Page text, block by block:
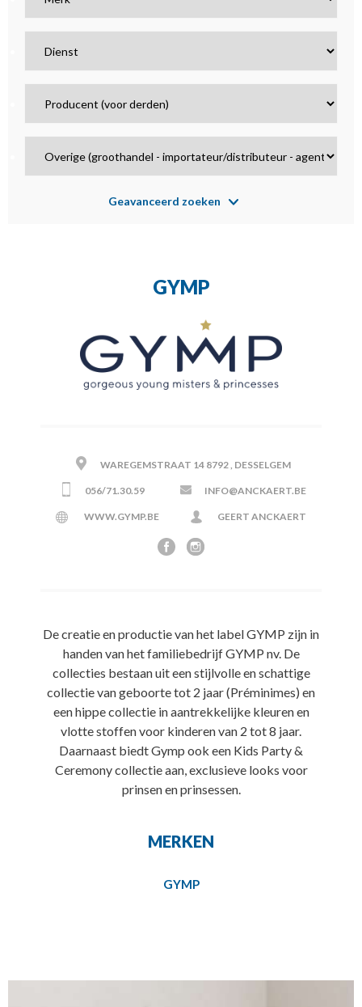
Geavanceerd zoeken
GYMP
WAREGEMSTRAAT 14 8792 , DESSELGEM
056/71.30.59 INFO@ANCKAERT.BE
WWW.GYMP.BE GEERT ANCKAERT
De creatie en productie van het label GYMP zijn in
handen van het familiebedrijf GYMP nv. De
collecties bestaan uit een stijlvolle en schattige
collectie van geboorte tot 2 jaar (Préminimes) en
een hippe collectie in aantrekkelijke kleuren en
vlotte stoffen voor kinderen van 2 tot 8 jaar.
Daarnaast biedt Gymp ook een Kids Party &
Ceremony collectie aan, exclusieve looks voor
prinsen en prinsessen.
MERKEN
GYMP